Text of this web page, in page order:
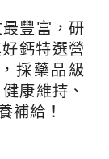
豐富，研
鈣特選營
採藥品級
康維持、
補給！